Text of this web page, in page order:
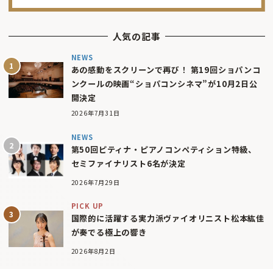
人気の記事
NEWS
あの感動をスクリーンで再び！ 第19回ショパンコ
ンクールの映画“ショパコンシネマ”が10月2日公
開決定
2026年7月31日
NEWS
第50回ピティナ・ピアノコンペティション特級、
セミファイナリスト6名が決定
2026年7月29日
PICK UP
国際的に活躍する実力派ヴァイオリニスト松本紘佳
が奏でる極上の響き
2026年8月2日